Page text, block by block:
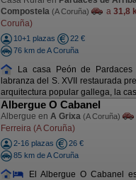
Compostela (A Coruña) a 31,8
Coruña)
10+1 plazas
22 €
76 km de A Coruña
La casa Peón de
labranza del S. XVII restaurada
arquitectura popular gallega, la
Albergue O Cabanel
Albergue en A Grixa (A Coruña)
Ferreira (A Coruña)
2-16 plazas
26 €
85 km de A Coruña
El Albergue O Cabanel